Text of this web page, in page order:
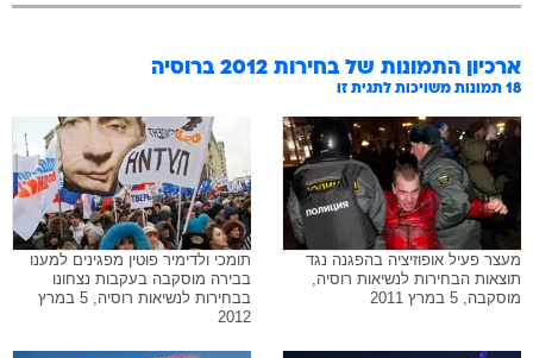
ארכיון התמונות של בחירות 2012 ברוסיה
18 תמונות משויכות לתגית זו
מעצר פעיל אופוזיציה בהפגנה נגד
תוצאות הבחירות לנשיאות רוסיה,
מוסקבה, 5 במרץ 2011
תומכי ולדימיר פוטין מפגינים למענו
בבירה מוסקבה בעקבות נצחונו
בבחירות לנשיאות רוסיה, 5 במרץ
2012